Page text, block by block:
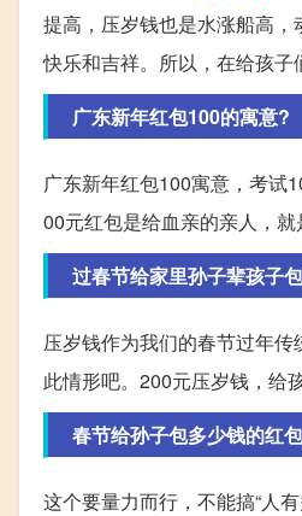
提高，压岁钱也是水涨船高
快乐和吉祥。所以，在给孩
广东新年红包100的寓意?
广东新年红包100寓意，考试
00元红包是给血亲的亲人，
过春节给家里孙子辈孩子
压岁钱作为我们的春节过年
此情形吧。200元压岁钱，给
春节给孙子包多少钱的红
这个要量力而行，不能搞“人